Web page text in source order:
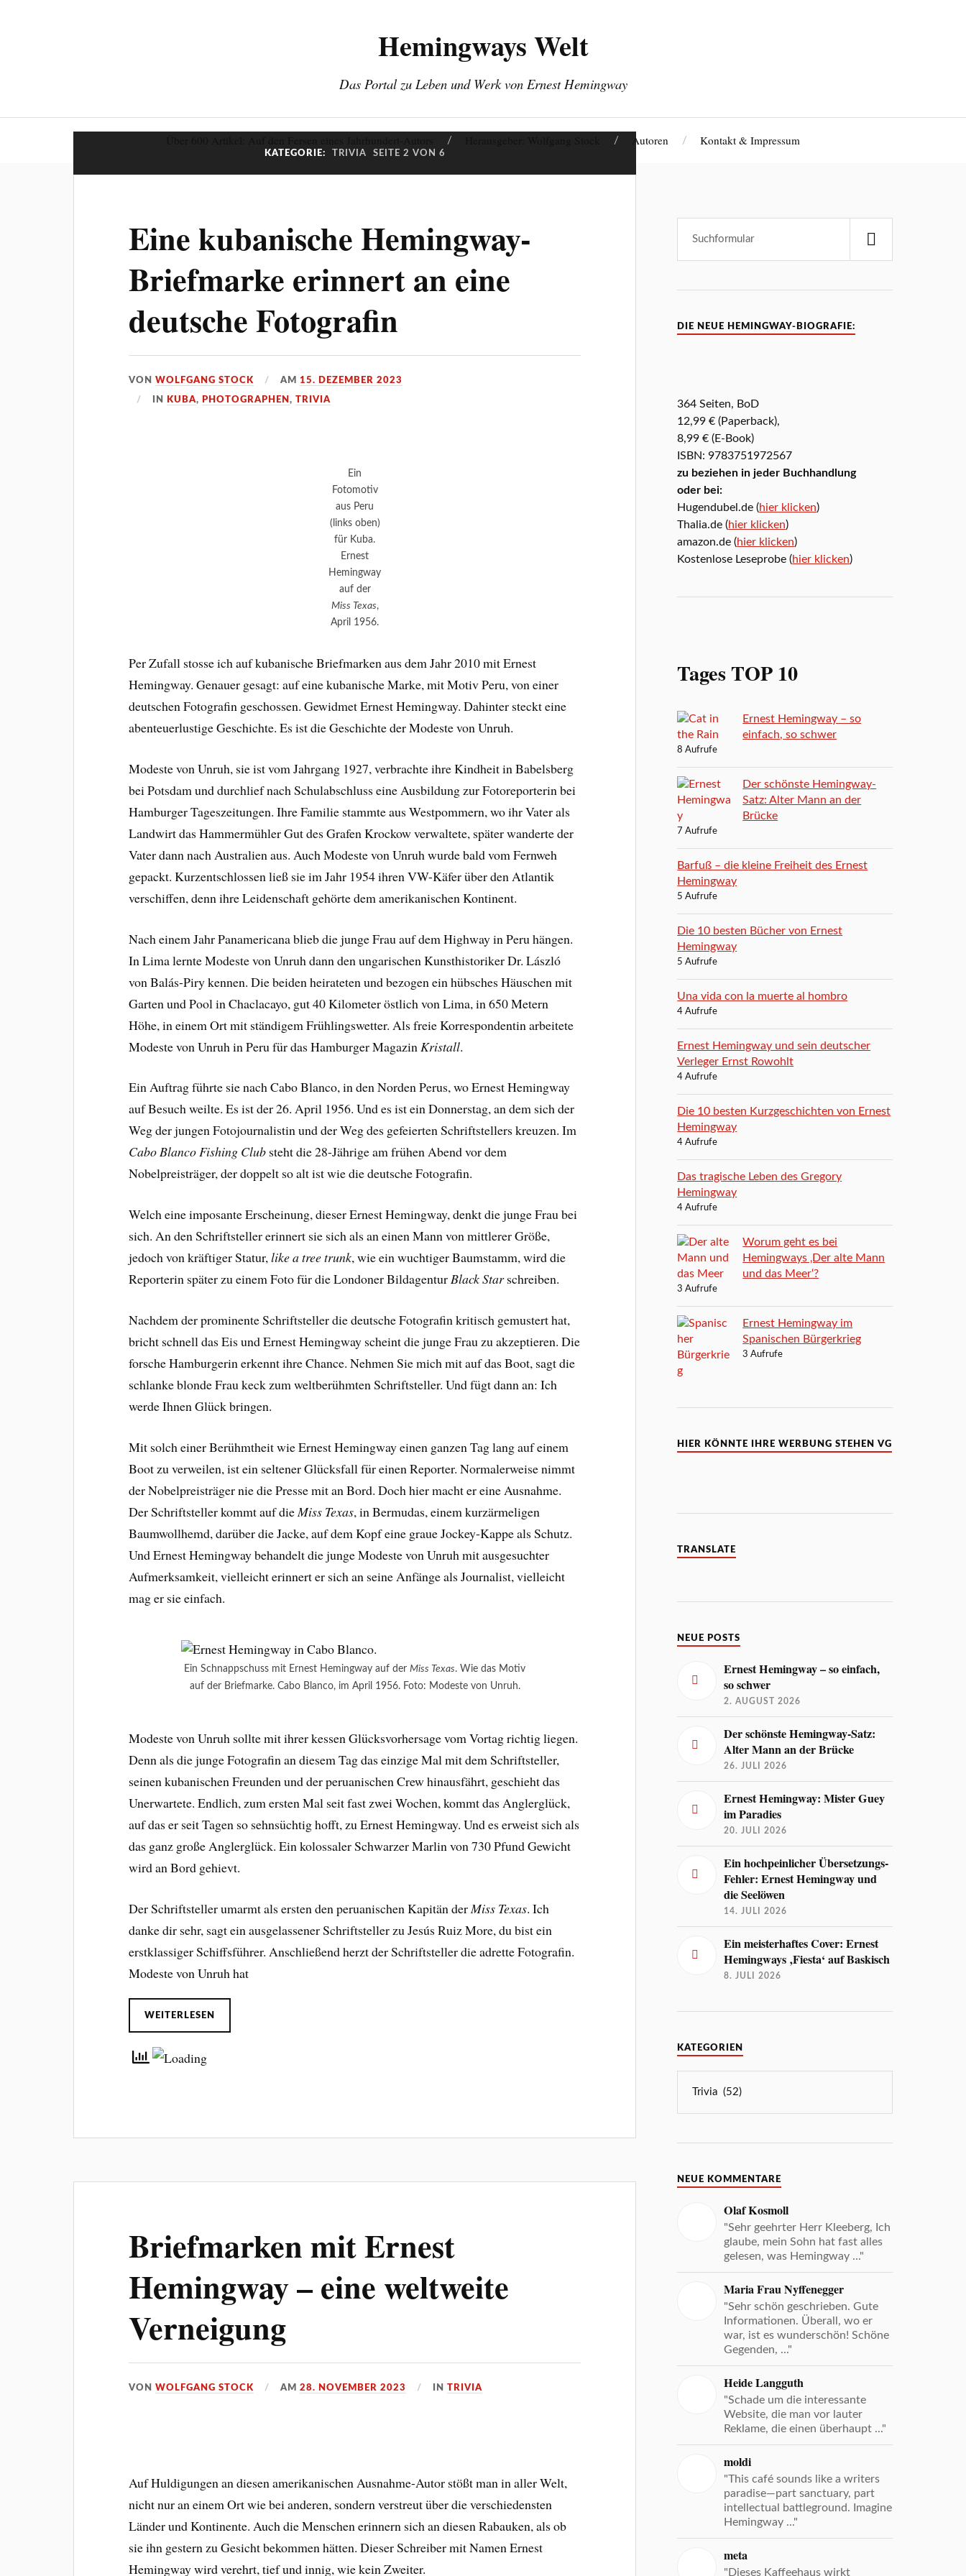
Hemingways Welt
Das Portal zu Leben und Werk von Ernest Hemingway
Autoren Kontakt & Impressum
KATEGORIE: TRIVIA SEITE 2 VON 6
Eine kubanische Hemingway-
Briefmarke erinnert an eine
deutsche Fotografin
VONWOLFGANG STOCK AM15. DEZEMBER 2023
IN KUBA, PHOTOGRAPHEN,TRIVIA
Ein
Fotomotiv
aus Peru
(links oben)
für Kuba.
Ernest
Hemingway
auf der
Miss Texas,
April 1956.
Per Zufall stosse ich auf kubanische Briefmarken aus dem Jahr 2010 mit Ernest
Hemingway. Genauer gesagt: auf eine kubanische Marke, mit Motiv Peru, von einer
deutschen Fotografin geschossen. Gewidmet Ernest Hemingway. Dahinter steckt eine
abenteuerlustige Geschichte. Es ist die Geschichte der Modeste von Unruh.
Modeste von Unruh, sie ist vom Jahrgang 1927, verbrachte ihre Kindheit in Babelsberg
bei Potsdam und durchlief nach Schulabschluss eine Ausbildung zur Fotoreporterin bei
Hamburger Tageszeitungen. Ihre Familie stammte aus Westpommern, wo ihr Vater als
Landwirt das Hammermühler Gut des Grafen Krockow verwaltete, später wanderte der
Vater dann nach Australien aus. Auch Modeste von Unruh wurde bald vom Fernweh
gepackt. Kurzentschlossen ließ sie im Jahr 1954 ihren VW-Käfer über den Atlantik
verschiffen, denn ihre Leidenschaft gehörte dem amerikanischen Kontinent.
Nach einem Jahr Panamericana blieb die junge Frau auf dem Highway in Peru hängen.
In Lima lernte Modeste von Unruh dann den ungarischen Kunsthistoriker Dr. László
von Balás-Piry kennen. Die beiden heirateten und bezogen ein hübsches Häuschen mit
Garten und Pool in Chaclacayo, gut 40 Kilometer östlich von Lima, in 650 Metern
Höhe, in einem Ort mit ständigem Frühlingswetter. Als freie Korrespondentin arbeitete
Modeste von Unruh in Peru für das Hamburger Magazin Kristall.
Ein Auftrag führte sie nach Cabo Blanco, in den Norden Perus, wo Ernest Hemingway
auf Besuch weilte. Es ist der 26. April 1956. Und es ist ein Donnerstag, an dem sich der
Weg der jungen Fotojournalistin und der Weg des gefeierten Schriftstellers kreuzen. Im
Cabo BlancoFishing Club steht die 28-Jährige am frühen Abend vor dem
Nobelpreisträger, der doppelt so alt ist wie die deutsche Fotografin.
Welch eine imposante Erscheinung, dieser Ernest Hemingway, denkt die junge Frau bei
sich. An den Schriftsteller erinnert sie sich als an einen Mann von mittlerer Größe,
jedoch von kräftiger Statur,like a tree trunk, wie ein wuchtiger Baumstamm, wird die
Reporterin später zu einem Foto für die Londoner BildagenturBlack Starschreiben.
Nachdem der prominente Schriftsteller die deutsche Fotografin kritisch gemustert hat,
bricht schnell das Eis und Ernest Hemingway scheint die junge Frau zu akzeptieren. Die
forsche Hamburgerin erkennt ihre Chance. Nehmen Sie mich mit auf das Boot, sagt die
schlanke blonde Frau keck zum weltberühmten Schriftsteller. Und fügt dann an: Ich
werde Ihnen Glück bringen.
Mit solch einer Berühmtheit wie Ernest Hemingway einen ganzen Tag lang auf einem
Boot zu verweilen, ist ein seltener Glücksfall für einen Reporter. Normalerweise nimmt
der Nobelpreisträger nie die Presse mit an Bord. Doch hier macht er eine Ausnahme.
Der Schriftsteller kommt auf die Miss Texas, in Bermudas, einem kurzärmeligen
Baumwollhemd, darüber die Jacke, auf dem Kopf eine graue Jockey-Kappe als Schutz.
Und Ernest Hemingway behandelt die junge Modeste von Unruh mit ausgesuchter
Aufmerksamkeit, vielleicht erinnert er sich an seine Anfänge als Journalist, vielleicht
mag er sie einfach.
Ein Schnappschuss mit Ernest Hemingway auf derMiss Texas. Wie das Motiv
auf der Briefmarke. Cabo Blanco, im April 1956. Foto: Modeste von Unruh.
Modeste von Unruh sollte mit ihrer kessen Glücksvorhersage vom Vortag richtig liegen.
Denn als die junge Fotografin an diesem Tag das einzige Mal mit dem Schriftsteller,
seinen kubanischen Freunden und der peruanischen Crew hinausfährt, geschieht das
Unerwartete. Endlich, zum ersten Mal seit fast zwei Wochen, kommt das Anglerglück,
auf das er seit Tagen so sehnsüchtig hofft, zu Ernest Hemingway. Und es erweist sich als
das ganz große Anglerglück. Ein kolossaler Schwarzer Marlin von 730 Pfund Gewicht
wird an Bord gehievt.
Der Schriftsteller umarmt als ersten den peruanischen Kapitän der Miss Texas. Ich
danke dir sehr, sagt ein ausgelassener Schriftsteller zu Jesús Ruiz More, du bist ein
erstklassiger Schiffsführer. Anschließend herzt der Schriftsteller die adrette Fotografin.
Modeste von Unruh hat
WEITERLESEN
Briefmarken mit Ernest
Hemingway – eine weltweite
Verneigung
VONWOLFGANG STOCK AM28. NOVEMBER 2023 INTRIVIA
Auf Huldigungen an diesen amerikanischen Ausnahme-Autor stößt man in aller Welt,
nicht nur an einem Ort wie bei anderen, sondern verstreut über die verschiedensten
Länder und Kontinente. Auch die Menschen erinnern sich an diesen Rabauken, als ob
sie ihn gestern zu Gesicht bekommen hätten. Dieser Schreiber mit Namen Ernest
Hemingway wird verehrt, tief und innig, wie kein Zweiter.
DIE NEUE HEMINGWAY-BIOGRAFIE:
364 Seiten, BoD
12,99 € (Paperback),
8,99 € (E-Book)
ISBN: 9783751972567
zu beziehen in jeder Buchhandlung
oder bei:
Hugendubel.de (hier klicken)
Thalia.de (hier klicken)
amazon.de (hier klicken)
Kostenlose Leseprobe (hier klicken)
Tages TOP 10
Ernest Hemingway – so
einfach, so schwer
8 Aufrufe
Der schönste Hemingway-
Satz: Alter Mann an der
Brücke
7 Aufrufe
Barfuß – die kleine Freiheit des Ernest
Hemingway
5 Aufrufe
Die 10 besten Bücher von Ernest
Hemingway
5 Aufrufe
Una vida con la muerte al hombro
4 Aufrufe
Ernest Hemingway und sein deutscher
Verleger Ernst Rowohlt
4 Aufrufe
Die 10 besten Kurzgeschichten von Ernest
Hemingway
4 Aufrufe
Das tragische Leben des Gregory
Hemingway
4 Aufrufe
Worum geht es bei
Hemingways ‚Der alte Mann
und das Meer‘?
3 Aufrufe
Ernest Hemingway im
Spanischen Bürgerkrieg
3 Aufrufe
HIER KÖNNTE IHRE WERBUNG STEHEN VG
TRANSLATE
NEUE POSTS
Ernest Hemingway – so einfach,
so schwer
2. AUGUST 2026
Der schönste Hemingway-Satz:
Alter Mann an der Brücke
26. JULI 2026
Ernest Hemingway: Mister Guey
im Paradies
20. JULI 2026
Ein hochpeinlicher Übersetzungs-
Fehler: Ernest Hemingway und
die Seelöwen
14. JULI 2026
Ein meisterhaftes Cover: Ernest
Hemingways ‚Fiesta‘ auf Baskisch
8. JULI 2026
KATEGORIEN
NEUE KOMMENTARE
Olaf Kosmoll
"Sehr geehrter Herr Kleeberg, Ich
glaube, mein Sohn hat fast alles
gelesen, was Hemingway ..."
Maria Frau Nyffenegger
"Sehr schön geschrieben. Gute
Informationen. Überall, wo er
war, ist es wunderschön! Schöne
Gegenden, ..."
Heide Langguth
"Schade um die interessante
Website, die man vor lauter
Reklame, die einen überhaupt ..."
moldi
"This café sounds like a writers
paradise—part sanctuary, part
intellectual battleground. Imagine
Hemingway ..."
meta
"Dieses Kaffeehaus wirkt